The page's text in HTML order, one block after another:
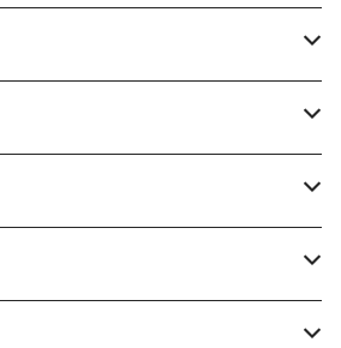
TA08R
ンロード用ボディ＞
）
スク＞
の他製品＞
テンシル＞
ー＆オプションパーツ＞
ー＆オプションパーツ＞
アー＆オプションパーツ＞